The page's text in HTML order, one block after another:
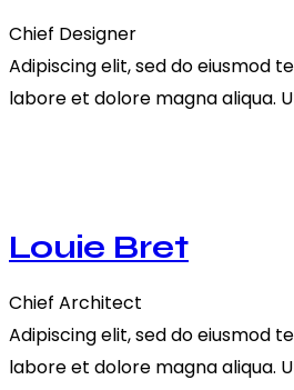
Chief Designer
Adipiscing elit, sed do eiusmod
labore et dolore magna aliqua.
Louie Bret
Chief Architect
Adipiscing elit, sed do eiusmod
labore et dolore magna aliqua.